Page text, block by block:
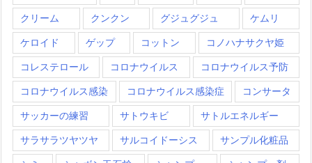
クリーム クンクン グジュグジュ ケムリ
ケロイド ゲップ コットン コノハナサクヤ姫
コレステロール コロナウイルス コロナウイルス予防
コロナウイルス感染 コロナウイルス感染症 コンサータ
サッカーの練習 サトウキビ サトルエネルギー
サラサラツヤツヤ サルコイドーシス サンプル化粧品